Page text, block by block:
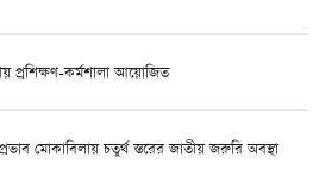
প্রশিক্ষণ-কর্মশালা আয়োজিত
মোকাবিলায় চতুর্থ স্তরের জাতীয় জরুরি অবস্থা